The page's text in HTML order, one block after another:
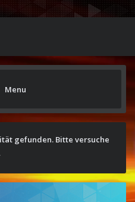
Menu
gefunden. Bitte versuche